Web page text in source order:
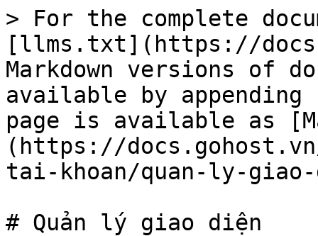
> For the complete
[llms.txt](https://
Markdown versions of
available by
page is available as
(https://
tai-khoan/quan-ly-
# Quản lý giao diện